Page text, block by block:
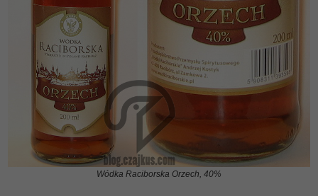
Wódka Raciborska Orzech, 40%